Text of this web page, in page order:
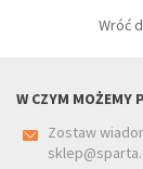
Wróć
W CZYM MOŻEMY
Zostaw